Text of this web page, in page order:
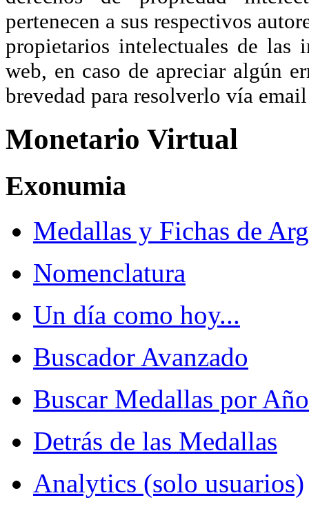
pertenecen a sus respectivos
propietarios intelectuales de las
web, en caso de apreciar algún
brevedad para resolverlo vía
Monetario Virtual
Exonumia
Medallas y Fichas de
Nomenclatura
Un día como hoy...
Buscador Avanzado
Buscar Medallas por Año
Detrás de las Medallas
Analytics (solo usuarios)